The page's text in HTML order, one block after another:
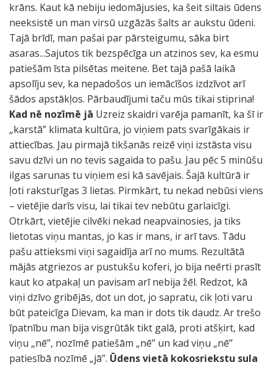
krāns. Kaut kā nebiju iedomājusies, ka šeit siltais ūdens
neeksistē un man virsū uzgāzās šalts ar aukstu ūdeni.
Tajā brīdī, man pašai par pārsteigumu, sāka birt
asaras...Sajutos tik bezspēcīga un atzinos sev, ka esmu
patiešām īsta pilsētas meitene. Bet tajā pašā laikā
apsolīju sev, ka nepadošos un iemācīšos izdzīvot arī
šādos apstākļos. Pārbaudījumi taču mūs tikai stiprina!
Kad nē nozīmē jā Uzreiz skaidri varēja pamanīt, ka šī ir
„karstā” klimata kultūra, jo viņiem pats svarīgākais ir
attiecības. Jau pirmajā tikšanās reizē viņi izstāsta visu
savu dzīvi un no tevis sagaida to pašu. Jau pēc 5 minūšu
ilgas sarunas tu viņiem esi kā savējais. Šajā kultūrā ir
ļoti raksturīgas 3 lietas. Pirmkārt, tu nekad nebūsi viens
– vietējie darīs visu, lai tikai tev nebūtu garlaicīgi.
Otrkārt, vietējie cilvēki nekad neapvainosies, ja tiks
lietotas viņu mantas, jo kas ir mans, ir arī tavs. Tādu
pašu attieksmi viņi sagaidīja arī no mums. Rezultātā
mājās atgriezos ar pustukšu koferi, jo bija neērti prasīt
kaut ko atpakaļ un pavisam arī nebija žēl. Redzot, kā
viņi dzīvo gribējās, dot un dot, jo sapratu, cik ļoti varu
būt pateicīga Dievam, ka man ir dots tik daudz. Ar trešo
īpatnību man bija visgrūtāk tikt galā, proti atšķirt, kad
viņu „nē”, nozīmē patiešām „nē” un kad viņu „nē”
patiesībā nozīmē „jā”. Ūdens vietā kokosriekstu sula